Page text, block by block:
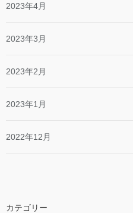
2023年4月
2023年3月
2023年2月
2023年1月
2022年12月
カテゴリー